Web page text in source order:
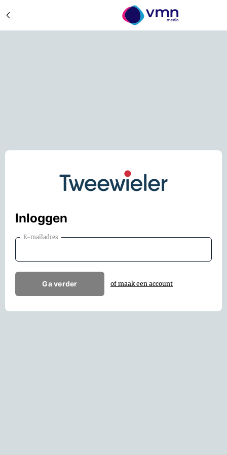
Inloggen
E-mailadres
Ga verder of maak een account